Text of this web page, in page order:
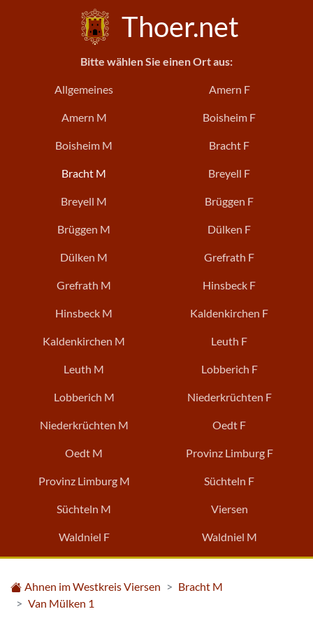
Thoer.net
Bitte wählen Sie einen Ort aus:
Allgemeines Amern F
Amern M Boisheim F
Boisheim M Bracht F
Bracht M Breyell F
Breyell M Brüggen F
Brüggen M Dülken F
Dülken M Grefrath F
Grefrath M Hinsbeck F
Hinsbeck M Kaldenkirchen F
Kaldenkirchen M Leuth F
Leuth M Lobberich F
Lobberich M Niederkrüchten F
Niederkrüchten M Oedt F
Oedt M Provinz Limburg F
Provinz Limburg M Süchteln F
Süchteln M Viersen
Waldniel F Waldniel M
Ahnen im Westkreis Viersen
Bracht M
Van Mülken 1